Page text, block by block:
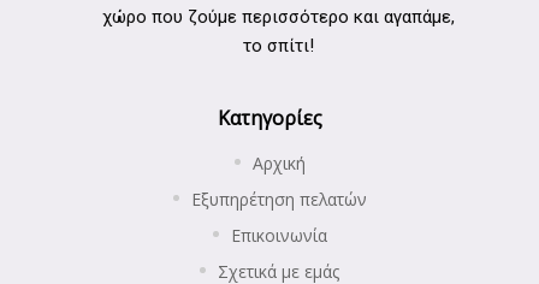
χώρο που ζούμε περισσότερο και αγαπάμε,
το σπίτι!
Κατηγορίες
Αρχική
Εξυπηρέτηση πελατών
Επικοινωνία
Σχετικά με εμάς